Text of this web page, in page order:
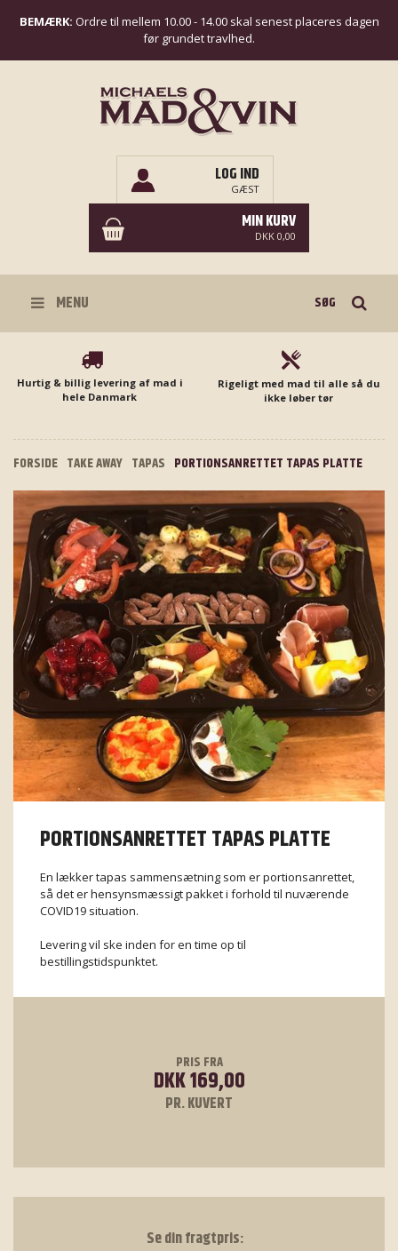
BEMÆRK: Ordre til mellem 10.00 - 14.00 skal senest placeres dagen
før grundet travlhed.
LOG IND
GÆST
MIN KURV
DKK 0,00
MENU
Hurtig & billig levering af mad i
hele Danmark
Rigeligt med mad til alle så du
ikke løber tør
FORSIDE TAKE AWAY TAPAS PORTIONSANRETTET TAPAS PLATTE
PORTIONSANRETTET TAPAS PLATTE
En lækker tapas sammensætning som er portionsanrettet,
så det er hensynsmæssigt pakket i forhold til nuværende
COVID19 situation.
Levering vil ske inden for en time op til
bestillingstidspunktet.
PRIS FRA
DKK 169,00
PR. KUVERT
Se din fragtpris: